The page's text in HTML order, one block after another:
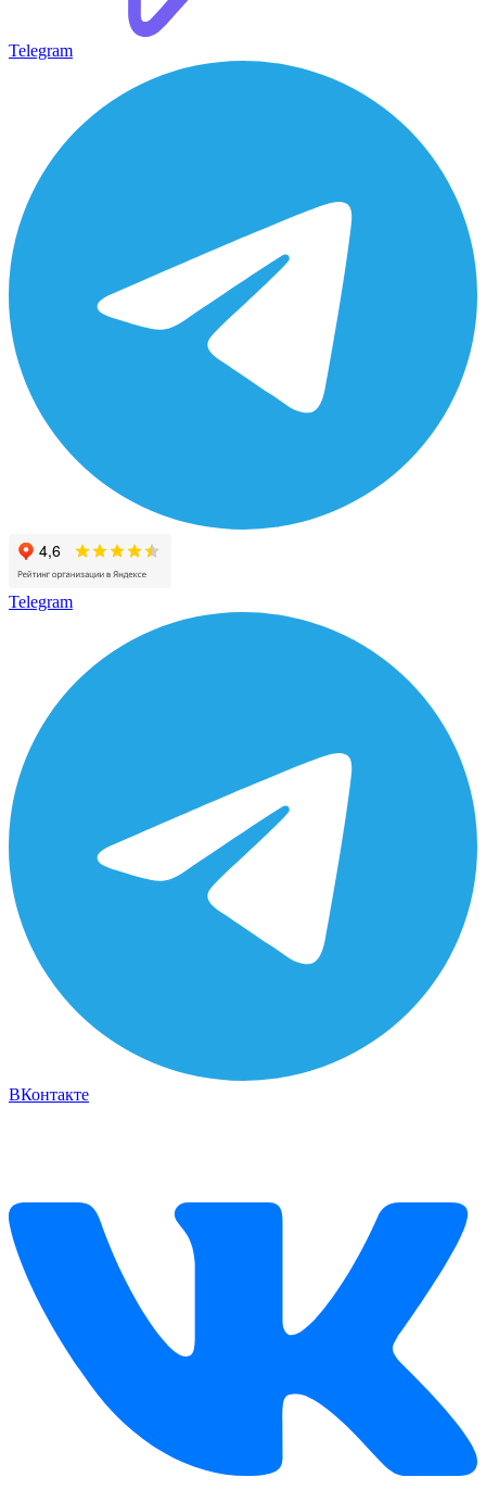
Telegram
Telegram
ВКонтакте